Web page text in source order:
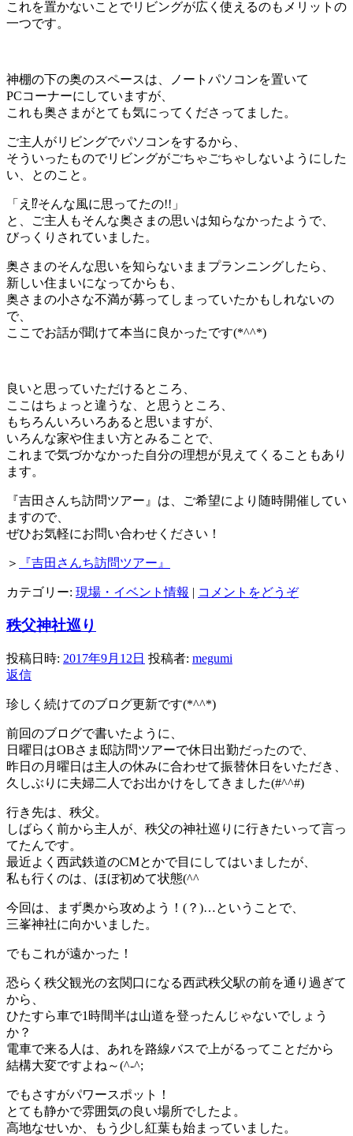
これを置かないことでリビングが広く使えるのもメリットの
一つです。
神棚の下の奥のスペースは、ノートパソコンを置いて
PCコーナーにしていますが、
これも奥さまがとても気にってくださってました。
ご主人がリビングでパソコンをするから、
そういったものでリビングがごちゃごちゃしないようにした
い、とのこと。
「え⁉そんな風に思ってたの!!」
と、ご主人もそんな奥さまの思いは知らなかったようで、
びっくりされていました。
奥さまのそんな思いを知らないままプランニングしたら、
新しい住まいになってからも、
奥さまの小さな不満が募ってしまっていたかもしれないの
で、
ここでお話が聞けて本当に良かったです(*^^*)
良いと思っていただけるところ、
ここはちょっと違うな、と思うところ、
もちろんいろいろあると思いますが、
いろんな家や住まい方とみることで、
これまで気づかなかった自分の理想が見えてくることもあり
ます。
『吉田さんち訪問ツアー』は、ご希望により随時開催してい
ますので、
ぜひお気軽にお問い合わせください！
＞ 『吉田さんち訪問ツアー』
カテゴリー: 現場・イベント情報 | コメントをどうぞ
秩父神社巡り
投稿日時: 2017年9月12日 投稿者: megumi
返信
珍しく続けてのブログ更新です(*^^*)
前回のブログで書いたように、
日曜日はOBさま邸訪問ツアーで休日出勤だったので、
昨日の月曜日は主人の休みに合わせて振替休日をいただき、
久しぶりに夫婦二人でお出かけをしてきました(#^^#)
行き先は、秩父。
しばらく前から主人が、秩父の神社巡りに行きたいって言っ
てたんです。
最近よく西武鉄道のCMとかで目にしてはいましたが、
私も行くのは、ほぼ初めて状態(^^ゞ
今回は、まず奥から攻めよう！(？)…ということで、
三峯神社に向かいました。
でもこれが遠かった！
恐らく秩父観光の玄関口になる西武秩父駅の前を通り過ぎて
から、
ひたすら車で1時間半は山道を登ったんじゃないでしょう
か？
電車で来る人は、あれを路線バスで上がるってことだから
結構大変ですよね～(^-^;
でもさすがパワースポット！
とても静かで雰囲気の良い場所でしたよ。
高地なせいか、もう少し紅葉も始まっていました。